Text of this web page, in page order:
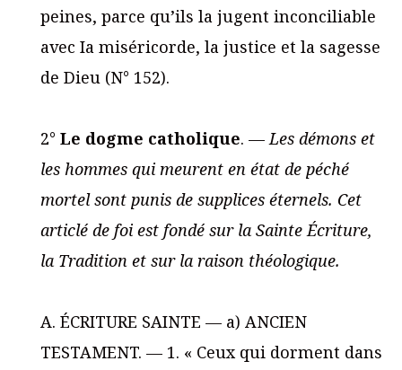
peines, parce qu’ils la jugent inconciliable
avec Ia miséricorde, la justice et la sagesse
de Dieu (N° 152).
2° Le dogme catholique. —Les démons et
les hommes qui meurent en état de péché
mortel sont punis de supplices éternels. Cet
articlé de foi est fondé sur la Sainte Écriture,
la Tradition et sur la raison théologique.
A. ÉCRITURE SAINTE — a) ANCIEN
TESTAMENT. — 1. « Ceux qui dorment dans